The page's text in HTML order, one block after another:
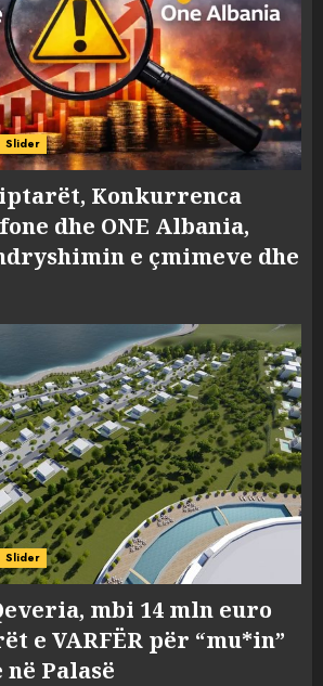
Slider
Konkurrenca
dhe ONE Albania,
e çmimeve dhe
Slider
mbi 14 mln euro
e VARFËR për “mu*in”
Palasë